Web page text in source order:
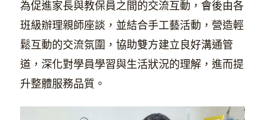
為促進家長與教保員之間的交流互動，會後由各
班級辦理親師座談，並結合手工藝活動，營造輕
鬆互動的交流氛圍，協助雙方建立良好溝通管
道，深化對學員學習與生活狀況的理解，進而提
升整體服務品質。